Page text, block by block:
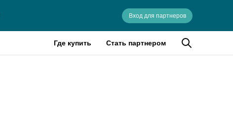
Вход для партнеров
Где купить Стать партнером